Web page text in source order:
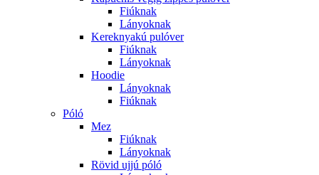
Fiúknak
Lányoknak
Kereknyakú pulóver
Fiúknak
Lányoknak
Hoodie
Lányoknak
Fiúknak
Póló
Mez
Fiúknak
Lányoknak
Rövid ujjú póló